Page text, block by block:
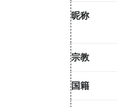
昵称
宗教
国籍